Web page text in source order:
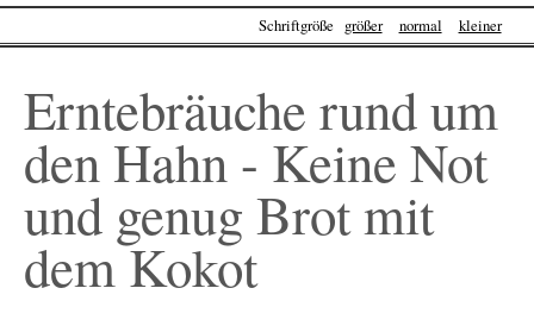
LAUSITZ -
SORBE.DE
Schriftgröße größer normal kleiner
Erntebräuche rund um
den Hahn - Keine Not
und genug Brot mit
dem Kokot